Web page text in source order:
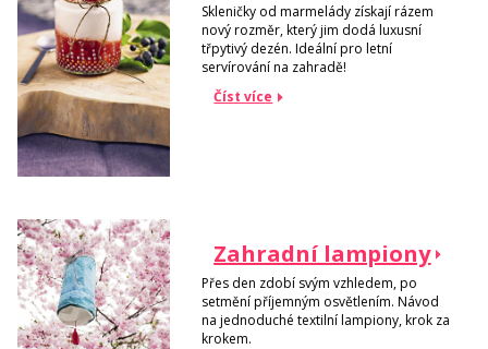
Skleničky od marmelády získají rázem
nový rozměr, který jim dodá luxusní
třpytivý dezén. Ideální pro letní
servírování na zahradě!
Číst více
Zahradní lampiony
Přes den zdobí svým vzhledem, po
setmění příjemným osvětlením. Návod
na jednoduché textilní lampiony, krok za
krokem.